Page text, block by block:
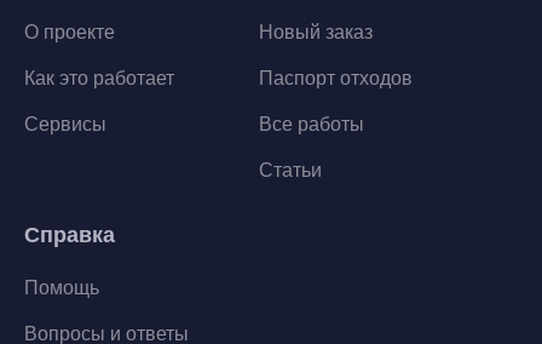
О проекте
Как это работает
Сервисы
Новый заказ
Паспорт отходов
Все работы
Статьи
Справка
Помощь
Вопросы и ответы